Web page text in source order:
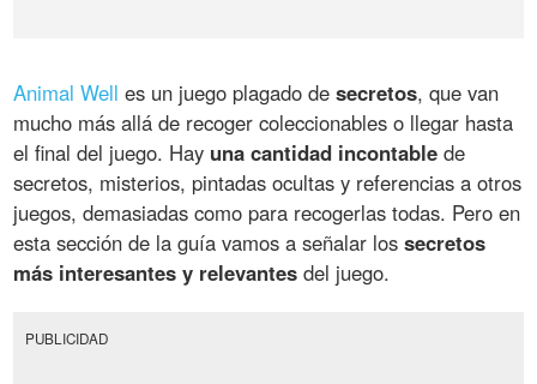
Animal Well es un juego plagado desecretos, que van
mucho más allá de recoger coleccionables o llegar hasta
el final del juego. Hay una cantidad incontable de
secretos, misterios, pintadas ocultas y referencias a otros
juegos, demasiadas como para recogerlas todas. Pero en
esta sección de la guía vamos a señalar lossecretos
más interesantes y relevantes del juego.
PUBLICIDAD